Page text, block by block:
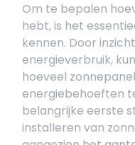
Om te bepalen
hebt, is het
kennen. Door
energieverbruik,
hoeveel
energiebehoeften
belangrijke eerste
installeren van